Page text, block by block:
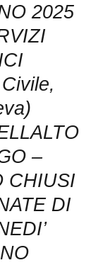
2025
–
CHIUSI
DI